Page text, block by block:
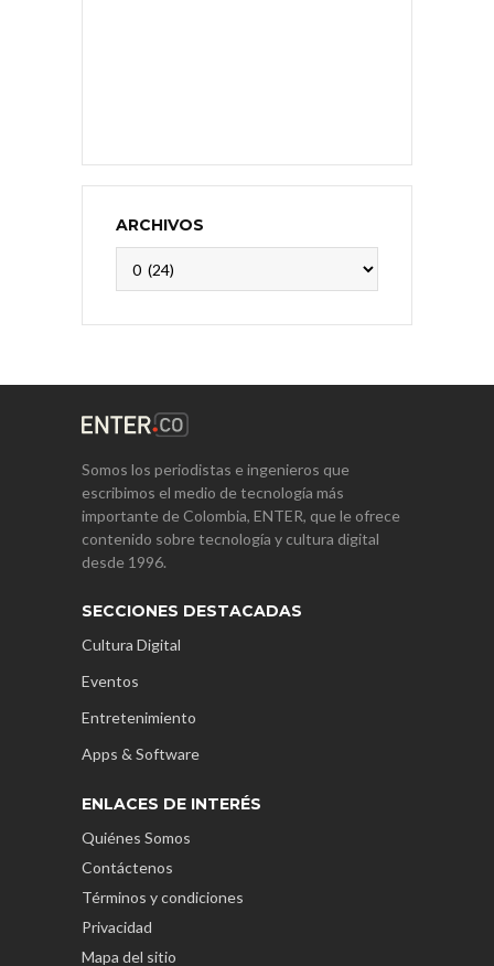
ARCHIVOS
Somos los periodistas e ingenieros que
escribimos el medio de tecnología más
importante de Colombia, ENTER, que le ofrece
contenido sobre tecnología y cultura digital
desde 1996.
SECCIONES DESTACADAS
Cultura Digital
Eventos
Entretenimiento
Apps & Software
ENLACES DE INTERÉS
Quiénes Somos
Contáctenos
Términos y condiciones
Privacidad
Mapa del sitio